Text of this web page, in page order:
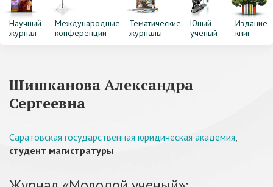
Научный
журнал
Международные
конференции
Тематические
журналы
Юный
ученый
Издание
книг
Шишканова Александра
Сергеевна
Саратовская государственная юридическая академия,
студент магистратуры